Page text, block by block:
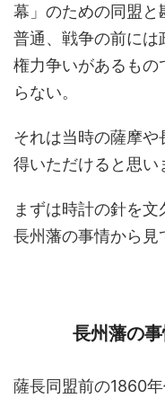
幕」のための同盟と
普通、戦争の前には
権力争いがあるもの
らない。
それは当時の薩摩
得いただけると思い
まずは時計の針を文
長州藩の事情から見
長州藩の
薩長同盟前の1860